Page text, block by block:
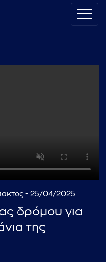
- 25/04/2025
δρόμου για
της